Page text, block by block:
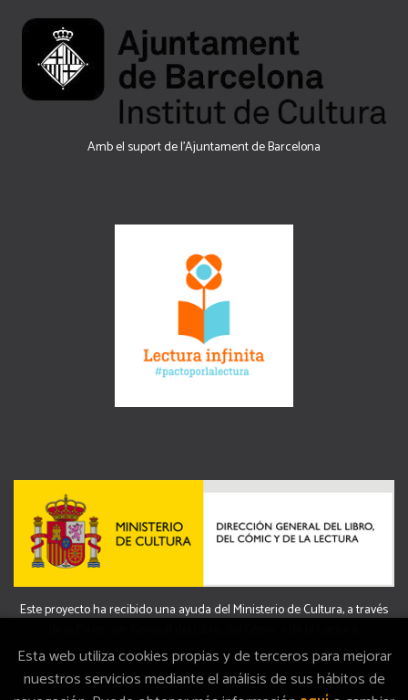
Amb el suport de l’Ajuntament de Barcelona
Este proyecto ha recibido una ayuda del Ministerio de Cultura, a través
Esta web utiliza cookies propias y de terceros para mejorar
nuestros servicios mediante el análisis de sus hábitos de